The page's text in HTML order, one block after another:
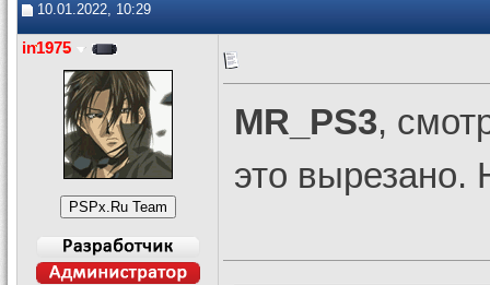
10.01.2022, 10:29
in1975
MR_PS3,
это вырезано.